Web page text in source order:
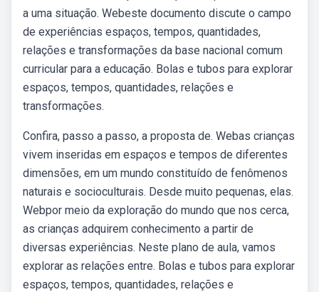
a uma situação. Webeste documento discute o campo
de experiências espaços, tempos, quantidades,
relações e transformações da base nacional comum
curricular para a educação. Bolas e tubos para explorar
espaços, tempos, quantidades, relações e
transformações.
Confira, passo a passo, a proposta de. Webas crianças
vivem inseridas em espaços e tempos de diferentes
dimensões, em um mundo constituído de fenômenos
naturais e socioculturais. Desde muito pequenas, elas.
Webpor meio da exploração do mundo que nos cerca,
as crianças adquirem conhecimento a partir de
diversas experiências. Neste plano de aula, vamos
explorar as relações entre. Bolas e tubos para explorar
espaços, tempos, quantidades, relações e